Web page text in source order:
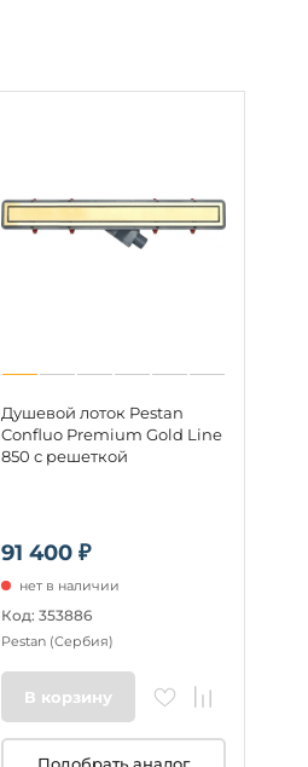
91 400 ₽
Душевой лоток Pestan
Confluo Premium Gold Line
850 с решеткой
нет в наличии
Код: 353886
Pestan (Сербия)
В корзину